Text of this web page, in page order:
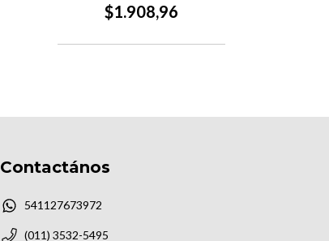
$1.908,96
Contactános
541127673972
(011) 3532-5495